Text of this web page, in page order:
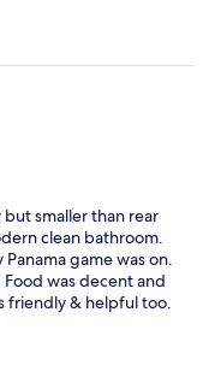
but smaller than rear
clean bathroom.
game was on.
was decent and
friendly & helpful too.